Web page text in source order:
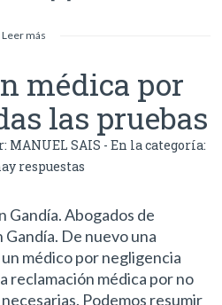
Leer más
médica por
las pruebas
MANUEL SAIS - En la categoría:
respuestas
Gandía. Abogados de
De nuevo una
médico por negligencia
reclamación médica por no
Podemos resumir